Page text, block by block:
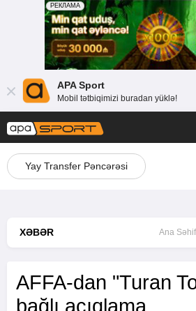
APA Sport
Mobil tətbiqimizi buradan yüklə!
Yay Transfer Pəncərəsi
XƏBƏR Ana
AFFA-dan "Turan
bağlı açıqlama